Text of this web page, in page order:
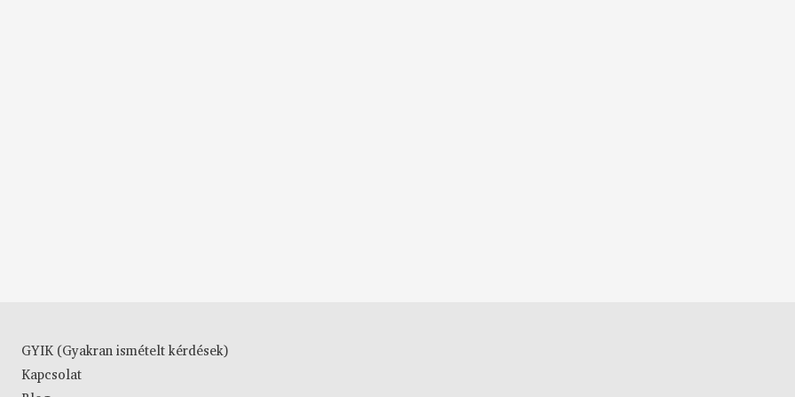
GYIK (Gyakran ismételt kérdések)
Kapcsolat